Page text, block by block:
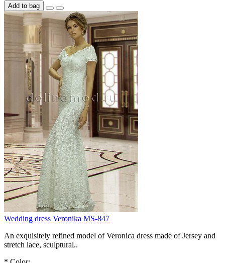
Add to bag
Wedding dress Veronika MS-847
An exquisitely refined model of Veronica dress made of Jersey and
stretch lace, sculptural..